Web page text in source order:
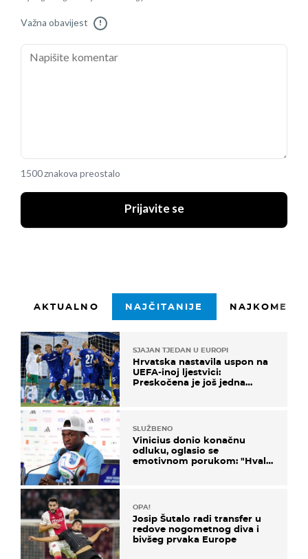
Važna obavijest !
1500 znakova preostalo
Prijavite se
AKTUALNO NAJČITANIJE
SJAJAN TJEDAN U EUROPI
Hrvatska nastavila uspon na
UEFA-inoj ljestvici:
Preskočena je još jedna
SLUŽBENO
Vinicius donio konačnu
odluku, oglasio se
emotivnom porukom: "Hvala
OPA!
Josip Šutalo radi transfer u
redove nogometnog diva i
bivšeg prvaka Europe